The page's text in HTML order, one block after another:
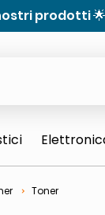
prodotti
Toner